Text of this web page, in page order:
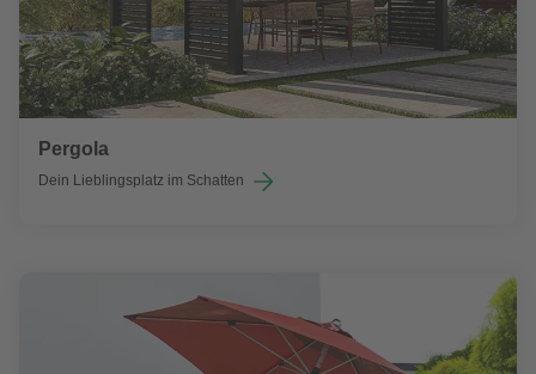
Pergola
Dein Lieblingsplatz im Schatten